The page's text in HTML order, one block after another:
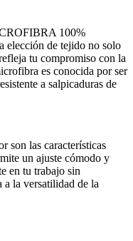
100%
elección de tejido no solo
tu compromiso con la
es conocida por ser
a salpicaduras de
son las características
un ajuste cómodo y
en tu trabajo sin
a la versatilidad de la